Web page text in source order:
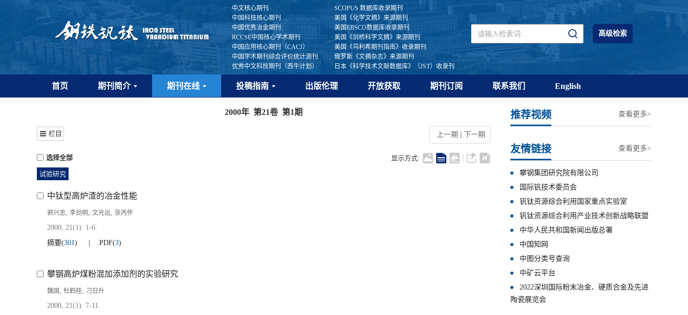
中文核心期刊
SCOPUS 数据库收录期刊
中国科技核心期刊
美国《化学文摘》来源期刊
中国优秀冶金期刊
美国EBSCO数据库收录期刊
RCCSE中国核心学术期刊
美国《剑桥科学文摘》来源期刊
中国应用核心期刊（CACJ）
美国《乌利希期刊指南》收录期刊
中国学术期刊综合评价统计源刊
俄罗斯《文摘杂志》来源期刊
优秀中文科技期刊（西牛计划）
日本《科学技术文献数据库》（JST）收录刊
高级检索
首页 期刊简介 期刊在线 投稿指南 出版伦理 开放获取 期刊订阅 联系我们 English
2000年 第21卷 第1期
栏目 上一期 下一期
选择全部 显示方式:
试验研究
中钛型高炉渣的冶金性能
郭兴忠, 李劲明, 文光远, 张丙怀
2000, 21(1): 1-6.
摘要(301) PDF(3)
攀钢高炉煤粉混加添加剂的实验研究
魏国 , 杜鹤桂, 刁日升
2000, 21(1): 7-11.
推荐视频 查看更多>
友情链接 查看更多>
攀钢集团研究院有限公司
国际钒技术委员会
钒钛资源综合利用国家重点实验室
钒钛资源综合利用产业技术创新战略联盟
中华人民共和国新闻出版总署
中国知网
中图分类号查询
中矿云平台
2022深圳国际粉末冶金、硬质合金及先进
陶瓷展览会